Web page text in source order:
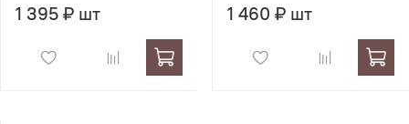
1 395 ₽ шт 1 460 ₽ шт